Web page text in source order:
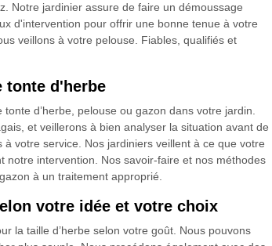
Notre jardinier assure de faire un démoussage
d'intervention pour offrir une bonne tenue à votre
veillons à votre pelouse. Fiables, qualifiés et
tonte d'herbe
d’herbe, pelouse ou gazon dans votre jardin.
et veillerons à bien analyser la situation avant de
votre service. Nos jardiniers veillent à ce que votre
notre intervention. Nos savoir-faire et nos méthodes
à un traitement approprié.
votre idée et votre choix
la taille d’herbe selon votre goût. Nous pouvons